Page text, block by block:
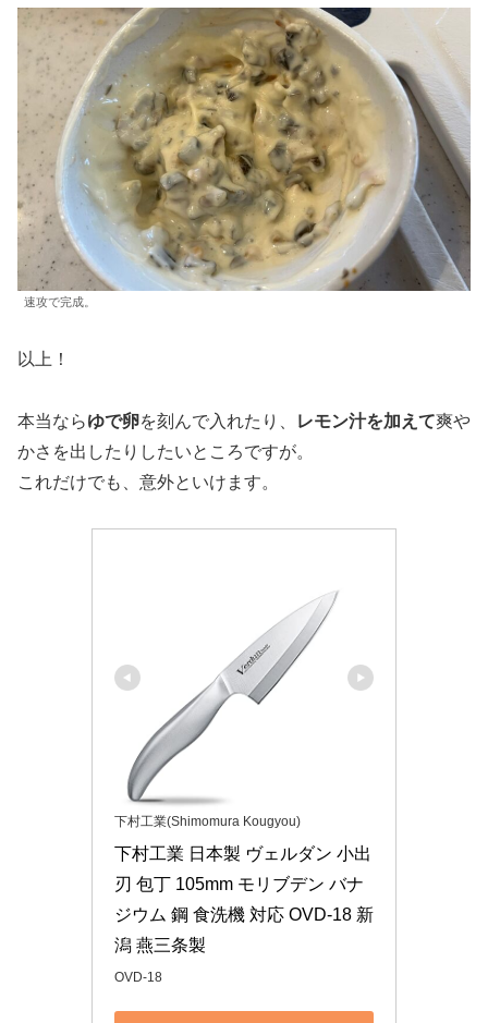
速攻で完成。
以上！
本当ならゆで卵を刻んで入れたり、 レモン汁を加えて爽や
かさを出したりしたいところですが。
これだけでも、意外といけます。
下村工業(Shimomura Kougyou)
下村工業 日本製 ヴェルダン 小出
刃 包丁 105mm モリブデン バナ
ジウム 鋼 食洗機 対応 OVD-18 新
潟 燕三条製
OVD-18